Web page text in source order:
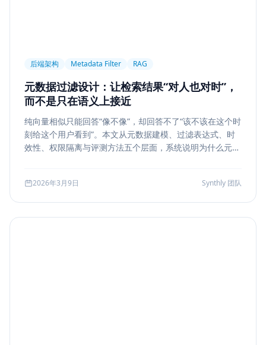
后端架构 Metadata Filter RAG
元数据过滤设计：让检索结果“对人也对时”，
而不是只在语义上接近
纯向量相似只能回答“像不像”，却回答不了“该不该在这个时
刻给这个用户看到”。本文从元数据建模、过滤表达式、时
效性、权限隔离与评测方法五个层面，系统说明为什么元数
2026年3月9日 Synthly 团队